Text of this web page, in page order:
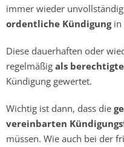
immer wieder
ordentliche Kündigungin
Diese dauerhaften oder
regelmäßig als
Kündigung gewertet.
Wichtig ist dann, dass die
vereinbarten
müssen. Wie auch bei der